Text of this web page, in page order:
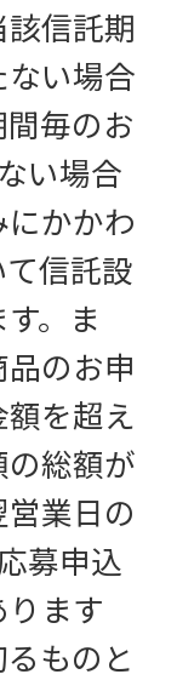
信託期
ない場合
毎のお
い場合
かかわ
信託設
。ま
のお申
を超え
の総額が
業日の
募申込
ます
ものと